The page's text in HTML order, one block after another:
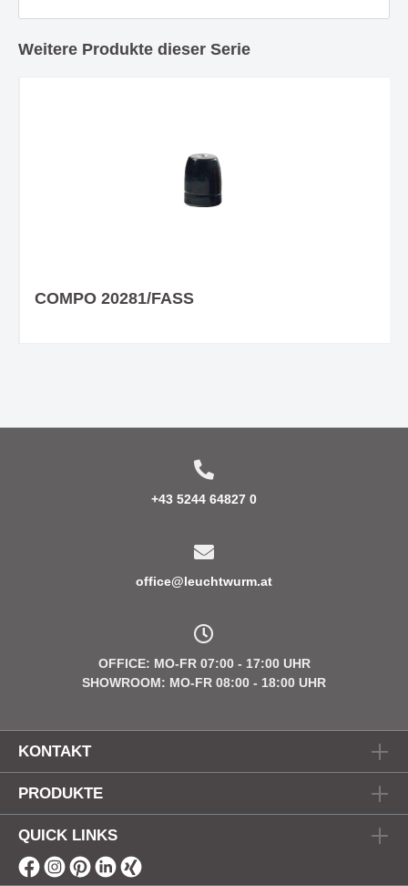
Weitere Produkte dieser Serie
COMPO 20281/FASS
+43 5244 64827 0
office@leuchtwurm.at
OFFICE: MO-FR 07:00 - 17:00 UHR
SHOWROOM: MO-FR 08:00 - 18:00 UHR
KONTAKT
PRODUKTE
QUICK LINKS